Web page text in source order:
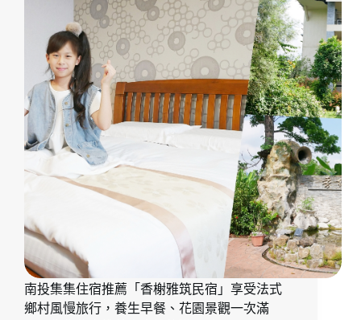
南投集集住宿推薦「香榭雅筑民宿」享受法式
鄉村風慢旅行，養生早餐、花園景觀一次滿